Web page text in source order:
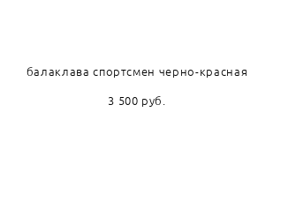
балаклава спортсмен черно-красная
3 500 pуб.